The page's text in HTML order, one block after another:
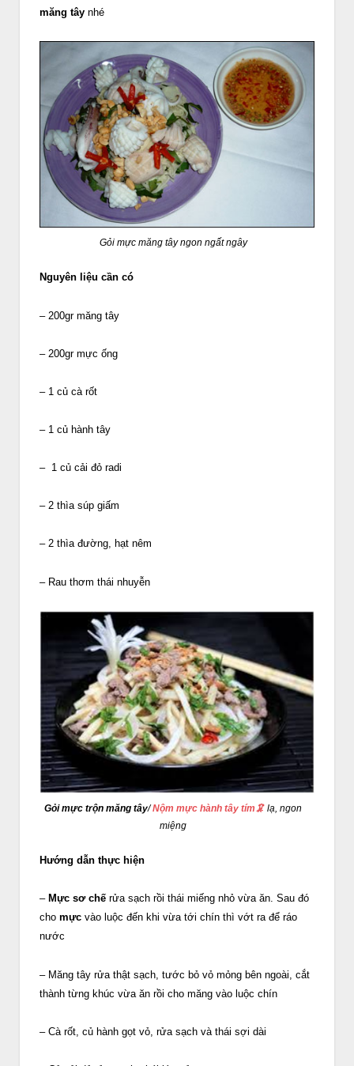
măng tây nhé
Gỏi mực măng tây ngon ngất ngây
Nguyên liệu cần có
– 200gr măng tây
– 200gr mực ống
– 1 củ cà rốt
– 1 củ hành tây
– 1 củ cải đỏ radi
– 2 thìa súp giấm
– 2 thìa đường, hạt nêm
– Rau thơm thái nhuyễn
Gỏi mực trộn măng tây/Nộm mực hành tây tím🦑 lạ, ngon
miệng
Hướng dẫn thực hiện
– Mực sơ chế rửa sạch rồi thái miếng nhỏ vừa ăn. Sau đó
cho mực vào luộc đến khi vừa tới chín thì vớt ra để ráo
nước
– Măng tây rửa thật sạch, tước bỏ vỏ mỏng bên ngoài, cắt
thành từng khúc vừa ăn rồi cho măng vào luộc chín
– Cà rốt, củ hành gọt vỏ, rửa sạch và thái sợi dài